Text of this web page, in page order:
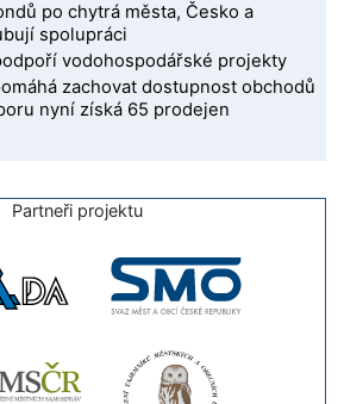
po chytrá města, Česko a
spolupráci
vodohospodářské projekty
zachovat dostupnost obchodů
nyní získá 65 prodejen
Partneři projektu